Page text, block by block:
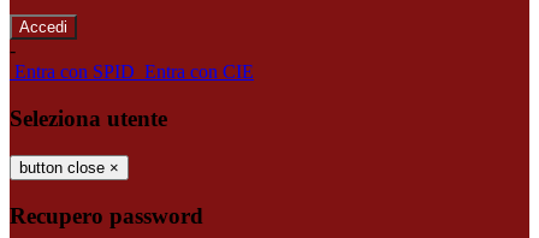
-
Entra con SPID Entra con CIE
Seleziona utente
button close ×
Recupero password